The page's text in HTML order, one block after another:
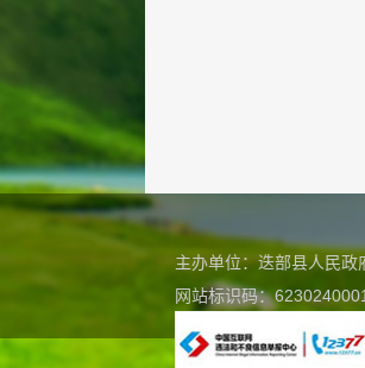
主办单位：迭部县人民
网站标识码：